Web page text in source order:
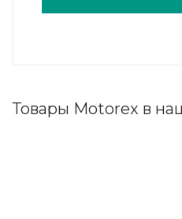
Товары Motorex в